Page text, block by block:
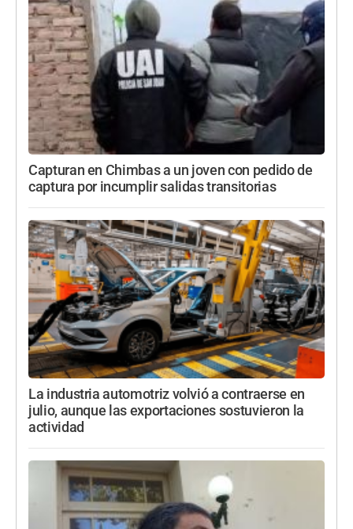
Capturan en Chimbas a un joven con pedido de
captura por incumplir salidas transitorias
La industria automotriz volvió a contraerse en
julio, aunque las exportaciones sostuvieron la
actividad